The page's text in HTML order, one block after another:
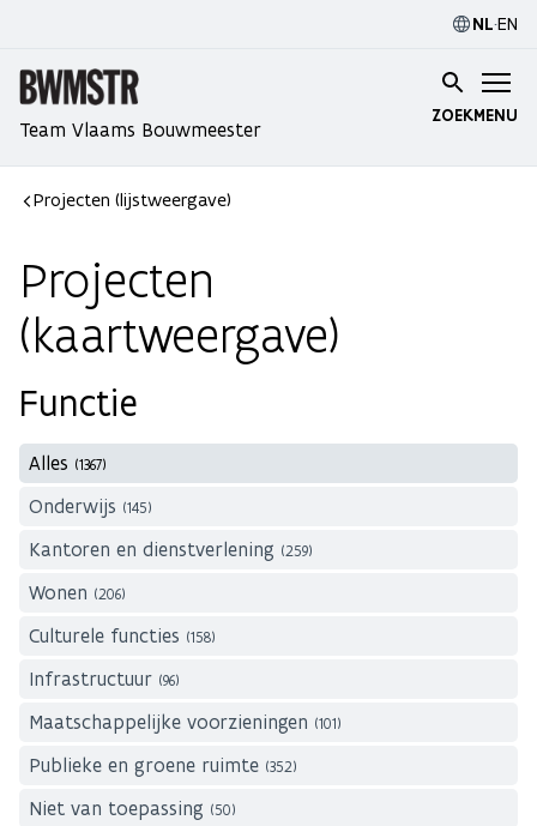
NL·EN
Team Vlaams Bouwmeester
ZOEKMENU
Projecten (lijstweergave)
Projecten
(kaartweergave)
Functie
Alles (1367)
Onderwijs (145)
Kantoren en dienstverlening (259)
Wonen (206)
Culturele functies (158)
Infrastructuur (96)
Maatschappelijke voorzieningen (101)
Publieke en groene ruimte (352)
Niet van toepassing (50)